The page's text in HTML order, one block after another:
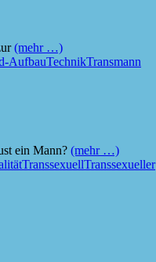
(mehr …)
AufbauTechnikTransmann
ein Mann? (mehr …)
TranssexuellTranssexueller